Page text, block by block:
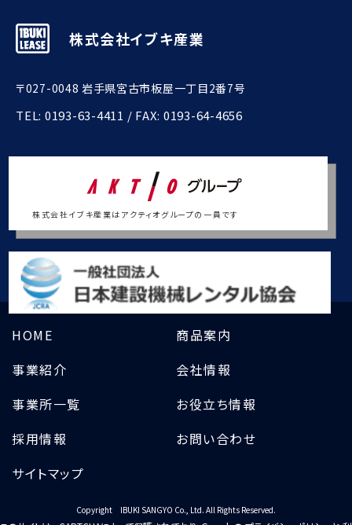
株式会社イブキ産業
〒027-0048 岩手県宮古市板屋一丁目2番7号
TEL: 0193-63-4411 / FAX: 0193-64-4656
株式会社イブキ産業はアクティオグループの一員です
HOME
商品案内
事業紹介
会社情報
事業所一覧
お役立ち情報
採用情報
お問い合わせ
サイトマップ
Copyright IBUKI SANGYO Co., Ltd. All Rights Reserved.